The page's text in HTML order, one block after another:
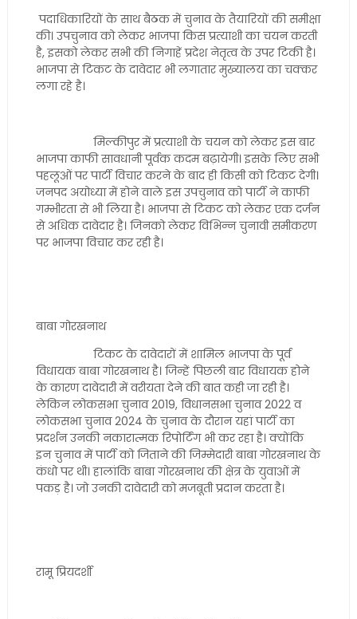
पदाधिकारियों के साथ बैठक में चुनाव के तैयारियों की समीक्षा
की। उपचुनाव को लेकर भाजपा किस प्रत्याशी का चयन करती
है, इसको लेकर सभी की निगाहें प्रदेश नेतृत्व के उपर टिकी है।
भाजपा से टिकट के दावेदार भी लगातार मुख्यालय का चक्कर
लगा रहे है।
मिल्कीपुर में प्रत्याशी के चयन को लेकर इस बार
भाजपा काफी सावधानी पूर्वक कदम बढ़ायेगी। इसके लिए सभी
पहलूओं पर पार्टी विचार करने के बाद ही किसी को टिकट देगी।
जनपद अयोध्या में होने वाले इस उपचुनाव को पार्टी ने काफी
गम्भीरता से भी लिया है। भाजपा से टिकट को लेकर एक दर्जन
से अधिक दावेदार है। जिनको लेकर विभिन्न चुनावी समीकरण
पर भाजपा विचार कर रही है।
बाबा गोरखनाथ
टिकट के दावेदारों में शामिल भाजपा के पूर्व
विधायक बाबा गोरखनाथ है। जिन्हें पिछली बार विधायक होने
के कारण दावेदारी में वरीयता देने की बात कही जा रही है।
लेकिन लोकसभा चुनाव 2019, विधानसभा चुनाव 2022 व
लोकसभा चुनाव 2024 के चुनाव के दौरान यहां पार्टी का
प्रदर्शन उनकी नकारात्मक रिपोर्टिंग भी कर रहा है। क्योंकि
इन चुनाव में पार्टी को जिताने की जिम्मेदारी बाबा गोरखनाथ के
कंधो पर थी। हालांकि बाबा गोरखनाथ की क्षेत्र के युवाओं में
पकड़ है। जो उनकी दावेदारी को मजबूती प्रदान करता है।
रामू प्रियदर्शी